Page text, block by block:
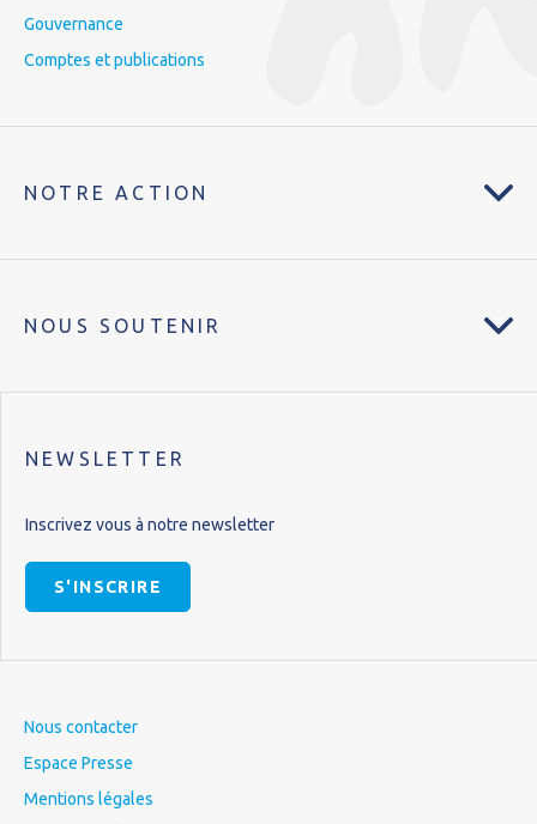
Gouvernance
Comptes et publications
NOTRE ACTION
NOUS SOUTENIR
NEWSLETTER
Inscrivez vous à notre newsletter
S'INSCRIRE
Nous contacter
Espace Presse
Mentions légales